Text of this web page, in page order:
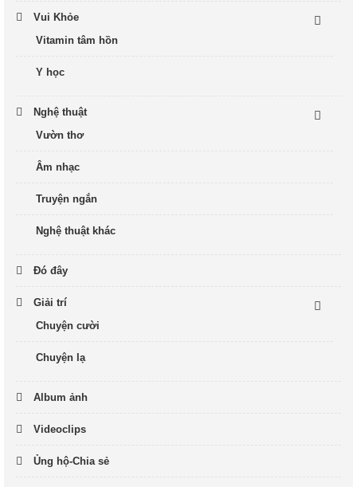
Vui Khỏe
Vitamin tâm hồn
Y học
Nghệ thuật
Vườn thơ
Âm nhạc
Truyện ngắn
Nghệ thuật khác
Đó đây
Giải trí
Chuyện cười
Chuyện lạ
Album ảnh
Videoclips
Ủng hộ-Chia sẻ